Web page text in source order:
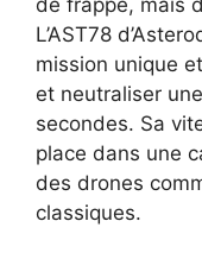
L’AST78
mission unique
et neutraliser
secondes. Sa
place dans une
des drones
classiques.